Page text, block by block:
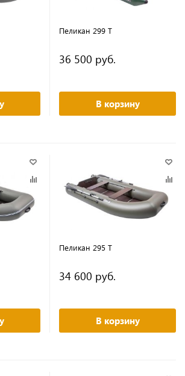
Пеликан 299 Т
36 500 руб.
В корзину
Пеликан 295 Т
34 600 руб.
В корзину